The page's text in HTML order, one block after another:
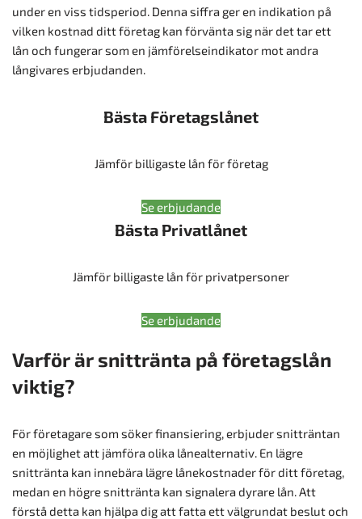
under en viss tidsperiod. Denna siffra ger en indikation på
vilken kostnad ditt företag kan förvänta sig när det tar ett
lån och fungerar som en jämförelseindikator mot andra
långivares erbjudanden.
Bästa Företagslånet
Jämför billigaste lån för företag
Se erbjudande
Bästa Privatlånet
Jämför billigaste lån för privatpersoner
Se erbjudande
Varför är snittränta på företagslån
viktig?
För företagare som söker finansiering, erbjuder snitträntan
en möjlighet att jämföra olika lånealternativ. En lägre
snittränta kan innebära lägre lånekostnader för ditt företag,
medan en högre snittränta kan signalera dyrare lån. Att
förstå detta kan hjälpa dig att fatta ett välgrundat beslut och